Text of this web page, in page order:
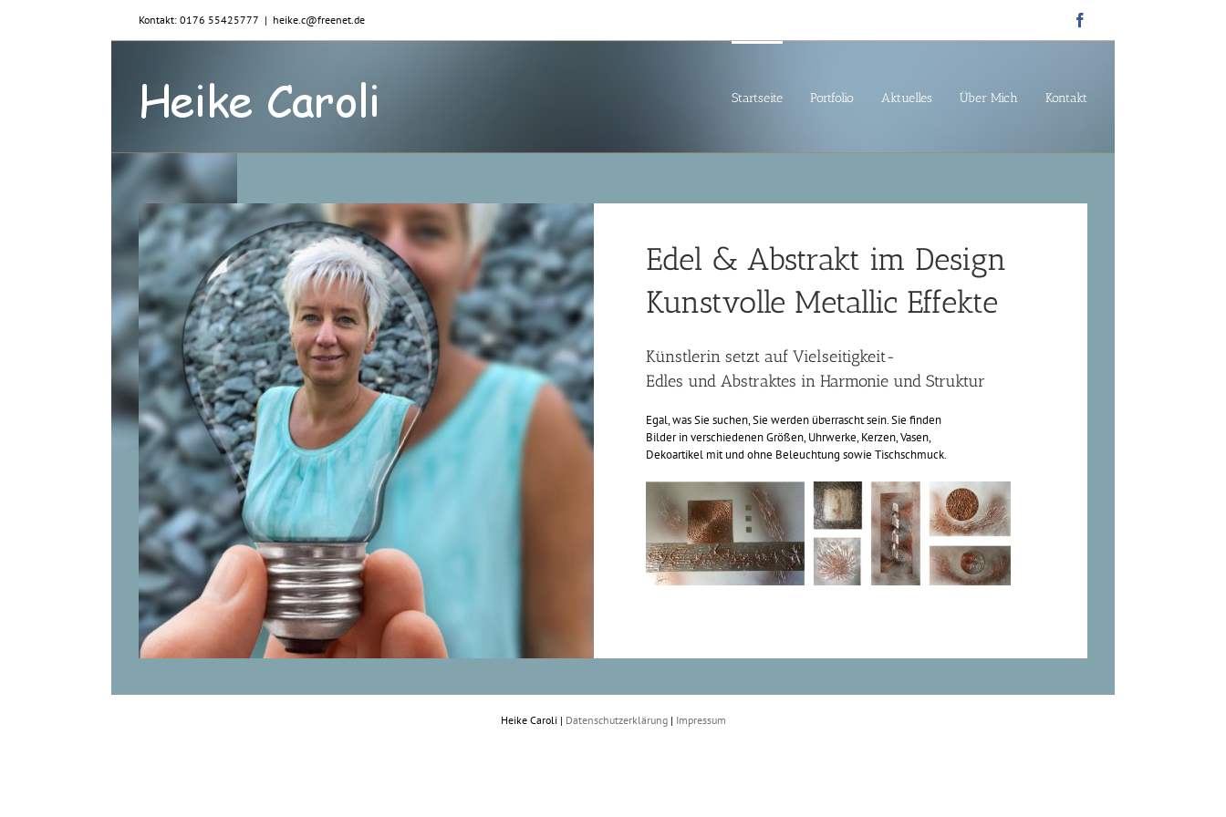
Kontakt: 0176 55425777 | heike.c@freenet.de
Startseite Portfolio Aktuelles Über Mich Kontakt
Edel & Abstrakt im Design
Kunstvolle Metallic Effekte
Künstlerin setzt auf Vielseitigkeit-
Edles und Abstraktes in Harmonie und Struktur
Egal, was Sie suchen, Sie werden überrascht sein. Sie finden
Bilder in verschiedenen Größen, Uhrwerke, Kerzen, Vasen,
Dekoartikel mit und ohne Beleuchtung sowie Tischschmuck.
Heike Caroli | Datenschutzerklärung| Impressum